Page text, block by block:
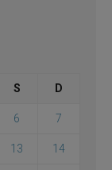
S D
6 7
13 14